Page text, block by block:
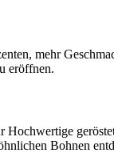
mehr
eröffnen.
Bohnen